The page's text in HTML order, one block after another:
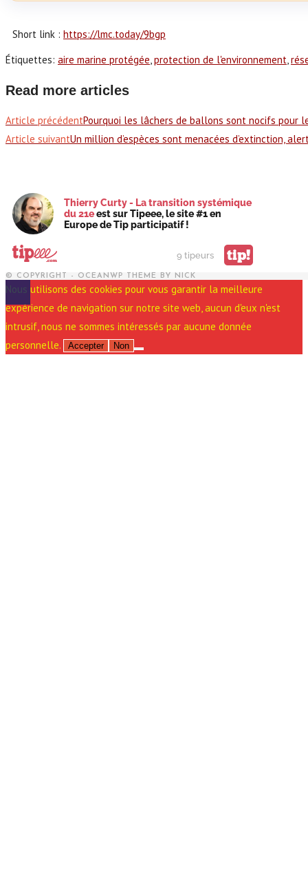
Short link : https://lmc.today/9bgp
Étiquettes: aire marine protégée, protection de l'environnement,
Read more articles
Article précédentPourquoi les lâchers de ballons sont nocifs pour
Article suivantUn million d’espèces sont menacées d’extinction,
Thierry Curty - La transition systémique
du 21eest sur Tipeee, le site #1 en
Europe de Tip participatif !
9 tipeurs tip!
© COPYRIGHT - OCEANWP THEME BY NICK
Nous utilisons des cookies pour vous garantir la meilleure
expérience de navigation sur notre site web, aucun d'eux n'est
intrusif, nous ne sommes intéressés par aucune donnée
personnelle.
Accepter Non